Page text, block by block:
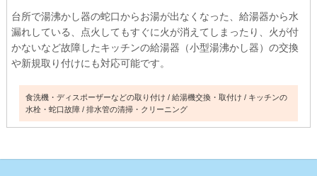
台所で湯沸かし器の蛇口からお湯が出なくなった、給湯器から水
漏れしている、点火してもすぐに火が消えてしまったり、火が付
かないなど故障したキッチンの給湯器（小型湯沸かし器）の交換
や新規取り付けにも対応可能です。
食洗機・ディスポーザーなどの取り付け 給湯機交換・取付け
キッチンの
水栓・蛇口故障
排水管の清掃・クリーニング